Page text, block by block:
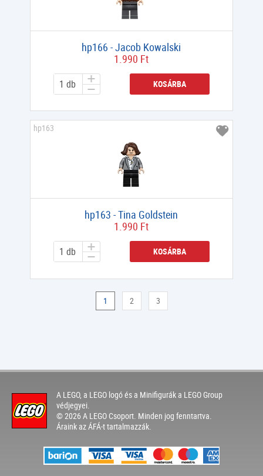
hp166 - Jacob Kowalski
1.990 Ft
KOSÁRBA
hp163 - Tina Goldstein
1.990 Ft
KOSÁRBA
hp163
1 2 3
A LEGO, a LEGO logó és a Minifigurák a LEGO Group
védjegyei.
© 2026 A LEGO Csoport. Minden jog fenntartva.
Áraink az ÁFÁ-t tartalmazzák.